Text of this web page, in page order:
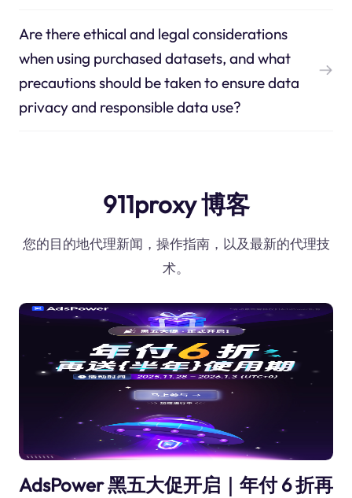
Are there ethical and legal considerations
when using purchased datasets, and what
precautions should be taken to ensure data
privacy and responsible data use?
911proxy 博客
您的目的地代理新闻，操作指南，以及最新的代理技
术。
AdsPower 黑五大促开启｜年付 6 折再